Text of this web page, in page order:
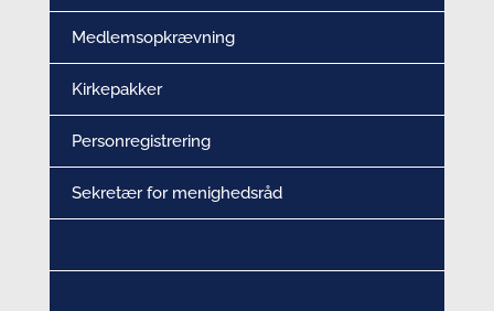
Medlemsopkrævning
Kirkepakker
Personregistrering
Sekretær for menighedsråd